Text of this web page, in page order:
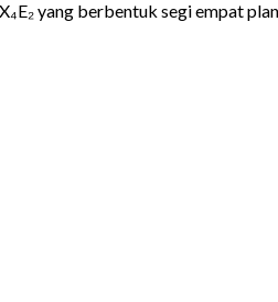
yang berbentuk segi empat